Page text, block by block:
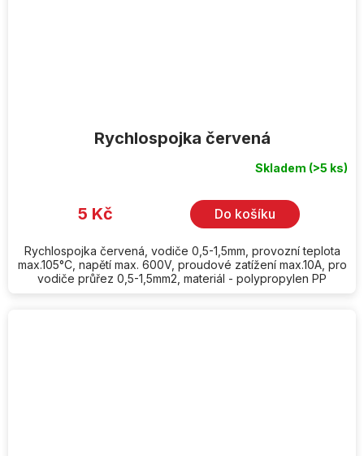
Rychlospojka červená
Skladem (>5 ks)
5 Kč Do košíku
Rychlospojka červená, vodiče 0,5-1,5mm, provozní teplota
max.105°C, napětí max. 600V, proudové zatížení max.10A, pro
vodiče průřez 0,5-1,5mm2, materiál - polypropylen PP